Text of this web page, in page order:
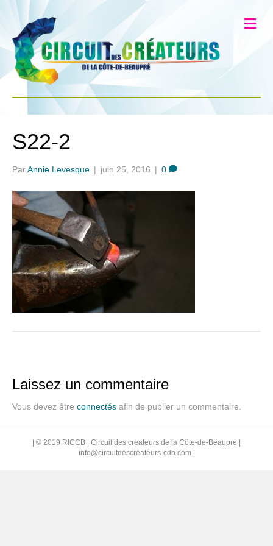
S22-2
ParAnnie Levesque | juin 25, 2016 | 0
Laissez un commentaire
Vous devez être connectés afin de publier un commentaire.
| © 2019 RICCB | Circuit des créateurs de la Côte-de-Beaupré |
info@circuitdescreateurs-cdb.com|